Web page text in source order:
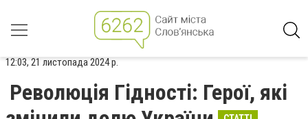
12:03, 21 листопада 2024 р.
Революція Гідності: Герої, які